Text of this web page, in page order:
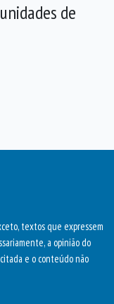
de
textos que expressem
a opinião do
e o conteúdo não